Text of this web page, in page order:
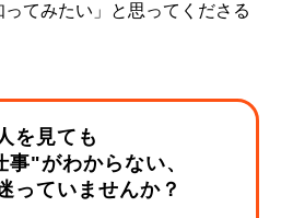
てみたい」と思ってくださる
を見ても
事"がわからない、
っていませんか？